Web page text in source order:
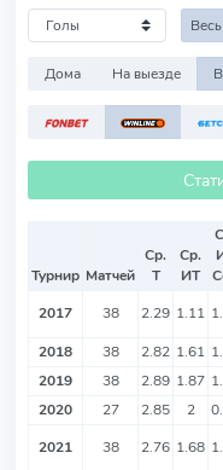
Дома На выезде
Турнир Матчей
Ср.
Т
Ср.
ИТ
2017
38 2.29 1.11
2018
38 2.82 1.61
2019
38 2.89 1.87
2020
27 2.85 2
2021
38 2.76 1.68